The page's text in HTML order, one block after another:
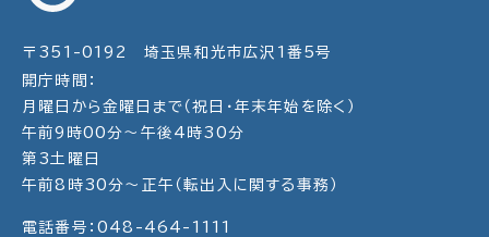
〒351-0192 埼玉県和光市広沢1番5号
開庁時間：
月曜日から金曜日まで（祝日・年末年始を除く）
午前9時00分～午後4時30分
第3土曜日
午前8時30分～正午（転出入に関する事務）
電話番号：048-464-1111